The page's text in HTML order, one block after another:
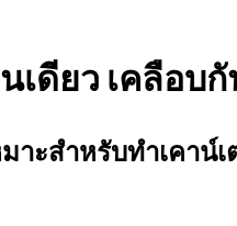
เดียว เคลือบ
สำหรับทำเคาน์เ